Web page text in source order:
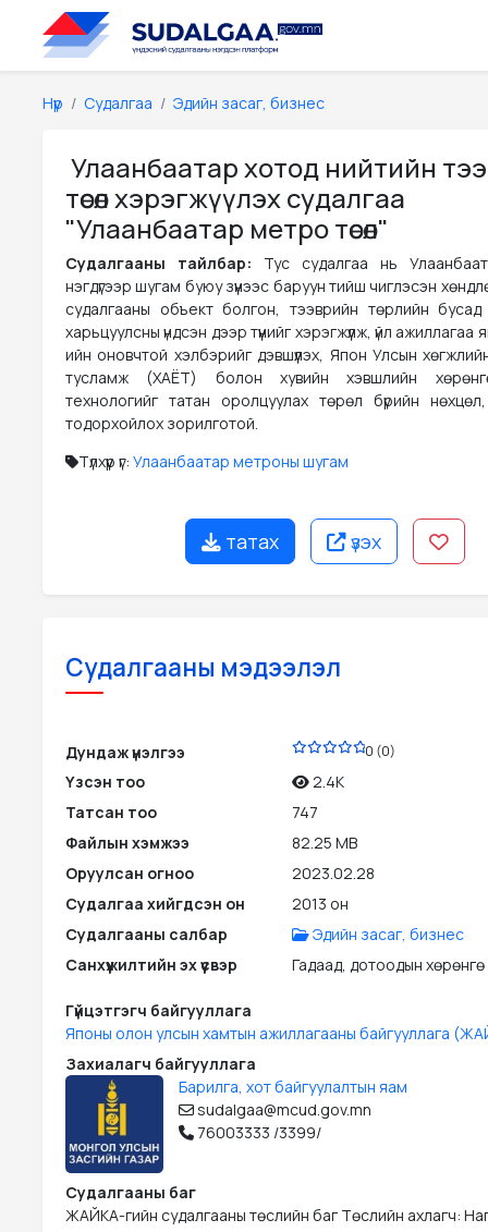
Нүүр Судалгаа Эдийн засаг, бизнес
Улаанбаатар хотод нийтийн
төсөл хэрэгжүүлэх судалгаа
"Улаанбаатар метро төсөл"
Судалгааны тайлбар: Тус судалгаа нь
нэгдүгээр шугам буюу зүүнээс баруун тийш чиглэсэн
судалгааны объект болгон, тээврийн төрлийн бусад
харьцуулсны үндсэн дээр түүнийг хэрэгжүүлж, үйл
ийн оновчтой хэлбэрийг дэвшүүлэх, Япон Улсын
тусламж (ХАЁТ) болон хувийн хэвшлийн
технологийг татан оролцуулах төрөл бүрийн
тодорхойлох зорилготой.
Түлхүүр үг: Улаанбаатар метроны шугам
татах үзэх
Судалгааны мэдээлэл
Дундаж үнэлгээ 0 (0)
Үзсэн тоо
2.4K
Татсан тоо
747
Файлын хэмжээ
82.25 MB
Оруулсан огноо
2023.02.28
Судалгаа хийгдсэн он
2013 он
Судалгааны салбар
Эдийн засаг, бизнес
Санхүүжилтийн эх үүсвэр
Гадаад, дотоодын
Гүйцэтгэгч байгууллага
Японы олон улсын хамтын ажиллагааны байгууллага
Захиалагч байгууллага
Барилга, хот байгуулалтын яам
sudalgaa@mcud.gov.mn
76003333 /3399/
Судалгааны баг
ЖАЙКА-гийн судалгааны төслийн баг Төслийн ахлагч: